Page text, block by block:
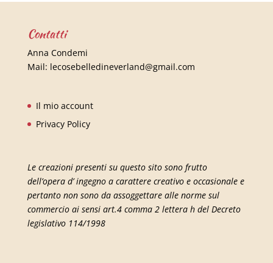
Contatti
Anna Condemi
Mail: lecosebelledineverland@gmail.com
Il mio account
Privacy Policy
Le creazioni presenti su questo sito sono frutto
dell’opera d’ ingegno a carattere creativo e occasionale e
pertanto non sono da assoggettare alle norme sul
commercio ai sensi art.4 comma 2 lettera h del Decreto
legislativo 114/1998